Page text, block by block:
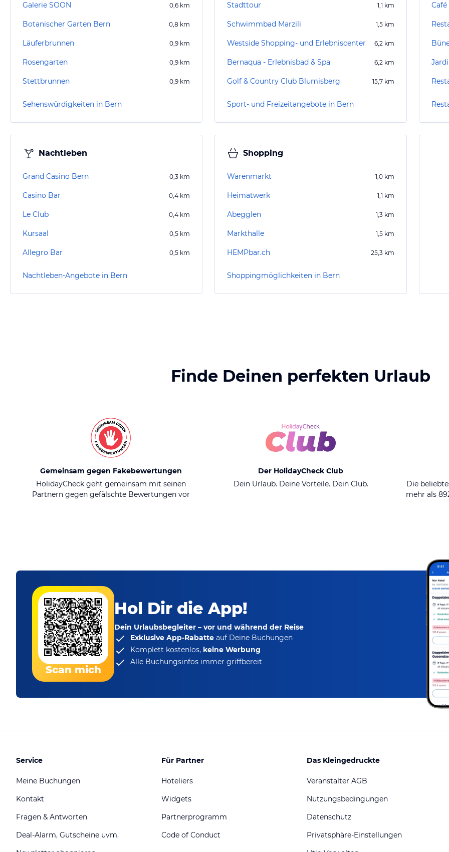
Galerie SOON 0,6 km
Botanischer Garten Bern 0,8 km
Läuferbrunnen 0,9 km
Rosengarten 0,9 km
Stettbrunnen 0,9 km
Sehenswürdigkeiten in Bern
Stadttour 1,1 km
Schwimmbad Marzili 1,5 km
Westside Shopping- und Erlebniscenter 6,2 km
Bernaqua - Erlebnisbad & Spa 6,2 km
Golf & Country Club Blumisberg 15,7 km
Sport- und Freizeitangebote in Bern
Nachtleben
Grand Casino Bern 0,3 km
Casino Bar 0,4 km
Le Club 0,4 km
Kursaal 0,5 km
Allegro Bar 0,5 km
Nachtleben-Angebote in Bern
Shopping
Warenmarkt 1,0 km
Heimatwerk 1,1 km
Abegglen 1,3 km
Markthalle 1,5 km
HEMPbar.ch 25,3 km
Shoppingmöglichkeiten in Bern
Finde Deinen perfekten Urlaub
Gemeinsam gegen Fakebewertungen
HolidayCheck geht gemeinsam mit seinen
Partnern gegen gefälschte Bewertungen vor
Der HolidayCheck Club
Dein Urlaub. Deine Vorteile. Dein Club.
Die
mehr als
Scan mich
Hol Dir die App!
Dein Urlaubsbegleiter – vor und während der Reise
Exklusive App-Rabatte auf Deine Buchungen
Komplett kostenlos, keine Werbung
Alle Buchungsinfos immer griffbereit
Service
Meine Buchungen
Kontakt
Fragen & Antworten
Deal-Alarm, Gutscheine uvm.
Für Partner
Hoteliers
Widgets
Partnerprogramm
Code of Conduct
Das Kleingedruckte
Veranstalter AGB
Nutzungsbedingungen
Datenschutz
Privatsphäre-Einstellungen